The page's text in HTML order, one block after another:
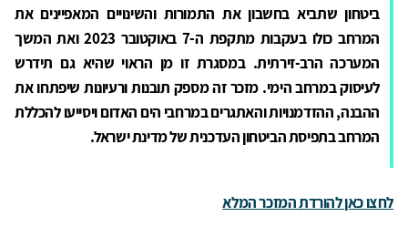
ביטחון שתביא בחשבון את התמורות והשינויים המאפיינים את
המרחב כולו בעקבות מתקפת ה-7 באוקטובר 2023 ואת המשך
המערכה הרב-זירתית. במסגרת זו מן הראוי שהיא גם תידרש
לעיסוק במרחב הימי. מזכר זה מספק תובנות ורעיונות שיפתחו את
ההבנה, ההזדמנויות והאתגרים במרחבי הים האדום ויסייעו להכללת
המרחב בתפיסת הביטחון העדכנית של מדינת ישראל.
לחצו כאן להורדת המזכרהמלא